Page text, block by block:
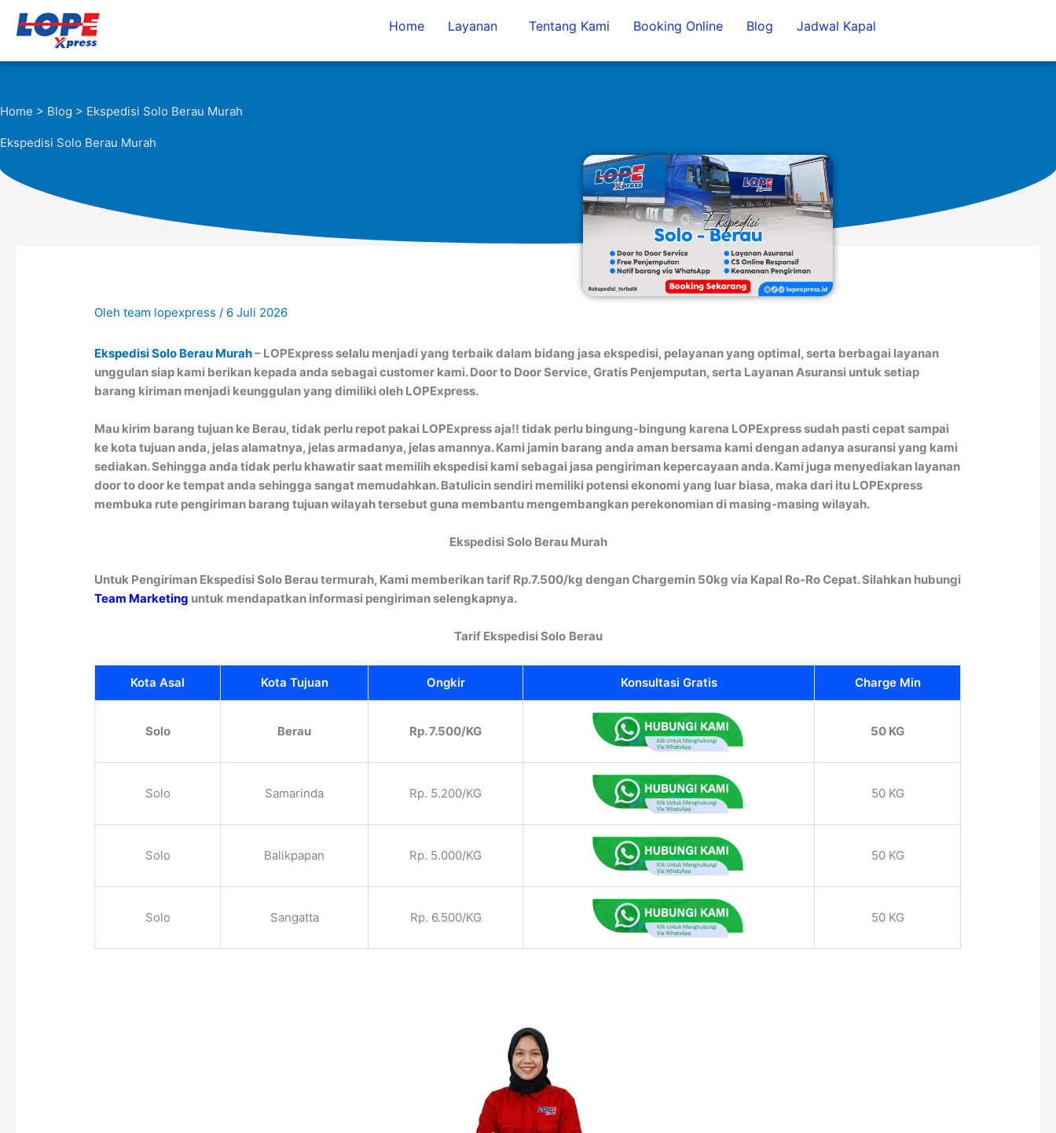
Home Layanan Tentang Kami Booking Online Blog Jadwal Kapal
Home > Blog > Ekspedisi Solo Berau Murah
Ekspedisi Solo Berau Murah
Olehteam lopexpress / 6 Juli 2026
Ekspedisi Solo Berau Murah– LOPExpress selalu menjadi yang terbaik dalam bidang jasa ekspedisi, pelayanan yang optimal, serta berbagai layanan
unggulan siap kami berikan kepada anda sebagai customer kami. Door to Door Service, Gratis Penjemputan, serta Layanan Asuransi untuk setiap
barang kiriman menjadi keunggulan yang dimiliki oleh LOPExpress.
Mau kirim barang tujuan ke Berau, tidak perlu repot pakai LOPExpress aja!! tidak perlu bingung-bingung karena LOPExpress sudah pasti cepat sampai
ke kota tujuan anda, jelas alamatnya, jelas armadanya, jelas amannya. Kami jamin barang anda aman bersama kami dengan adanya asuransi yang kami
sediakan. Sehingga anda tidak perlu khawatir saat memilih ekspedisi kami sebagai jasa pengiriman kepercayaan anda. Kami juga menyediakan layanan
door to door ke tempat anda sehingga sangat memudahkan. Batulicin sendiri memiliki potensi ekonomi yang luar biasa, maka dari itu LOPExpress
membuka rute pengiriman barang tujuan wilayah tersebut guna membantu mengembangkan perekonomian di masing-masing wilayah.
Ekspedisi Solo Berau Murah
Untuk Pengiriman Ekspedisi Solo Berau termurah, Kami memberikan tarif Rp.7.500/kg dengan Chargemin 50kg via Kapal Ro-Ro Cepat. Silahkan hubungi
Team Marketing untuk mendapatkan informasi pengiriman selengkapnya.
Tarif Ekspedisi Solo Berau
Kota Asal Kota Tujuan Ongkir Konsultasi Gratis Charge Min
Solo Berau Rp. 7.500/KG 50 KG
Solo Samarinda Rp. 5.200/KG 50 KG
Solo Balikpapan Rp. 5.000/KG 50 KG
Solo Sangatta Rp. 6.500/KG 50 KG